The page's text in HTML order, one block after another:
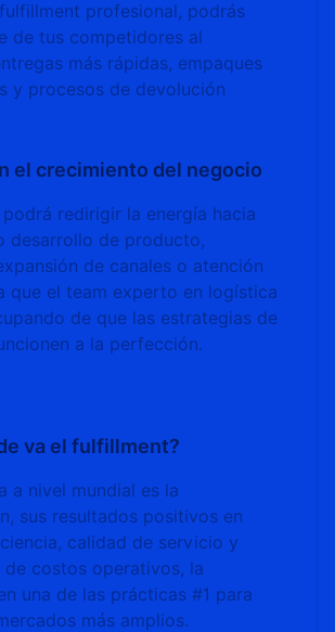
profesional, podrás
de tus competidores al
más rápidas, empaques
y procesos de devolución
el crecimiento del negocio
podrá redirigir la energía hacia
desarrollo de producto,
de canales o atención
que el team experto en logística
de que las estrategias de
a la perfección.
va el fulfillment?
a nivel mundial es la
sus resultados positivos en
calidad de servicio y
de costos operativos, la
una de las prácticas #1 para
más amplios.